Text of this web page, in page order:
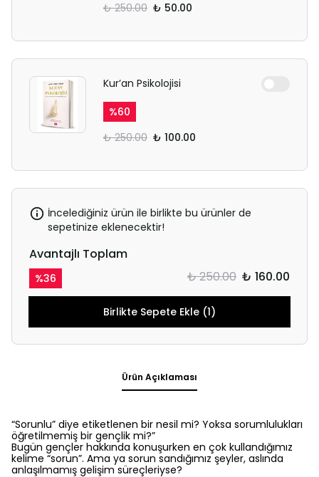
₺ 250.00 ₺ 50.00
Kur’an Psikolojisi
%60
₺ 250.00 ₺ 100.00
İncelediğiniz ürün ile birlikte bu ürünler de
sepetinize eklenecektir!
Avantajlı Toplam
%36 ₺ 250.00 ₺ 160.00
Birlikte Sepete Ekle (1)
Ürün Açıklaması
“Sorunlu” diye etiketlenen bir nesil mi? Yoksa sorumlulukları
öğretilmemiş bir gençlik mi?”
Bugün gençler hakkında konuşurken en çok kullandığımız
kelime “sorun”. Ama ya sorun sandığımız şeyler, aslında
anlaşılmamış gelişim süreçleriyse?